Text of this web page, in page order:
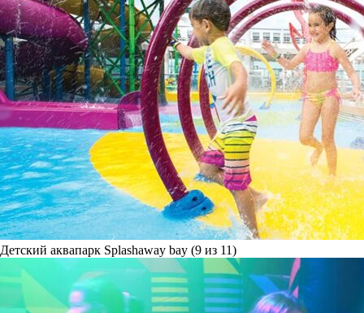
Детский аквапарк Splashaway bay (9 из 11)